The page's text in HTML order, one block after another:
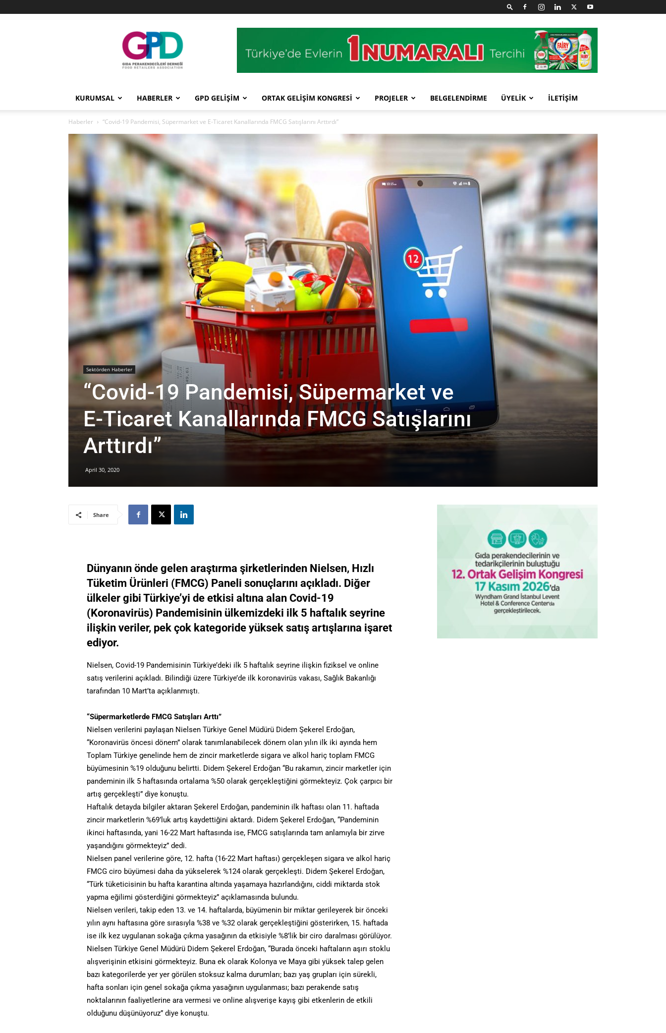
GPD
KURUMSAL HABERLER GPD GELİŞİM ORTAK GELİŞİM KONGRESİ PROJELER BELGELENDİRME ÜYELİK İLETİŞİM
Haberler “Covid-19 Pandemisi, Süpermarket ve E-Ticaret Kanallarında FMCG Satışlarını Arttırdı”
Sektörden Haberler
“Covid-19 Pandemisi, Süpermarket ve
E-Ticaret Kanallarında FMCG Satışlarını
Arttırdı”
April 30, 2020
Share
Dünyanın önde gelen araştırma şirketlerinden Nielsen, Hızlı
Tüketim Ürünleri (FMCG) Paneli sonuçlarını açıkladı. Diğer
ülkeler gibi Türkiye’yi de etkisi altına alan Covid-19
(Koronavirüs) Pandemisinin ülkemizdeki ilk 5 haftalık seyrine
ilişkin veriler, pek çok kategoride yüksek satış artışlarına işaret
ediyor.
Nielsen, Covid-19 Pandemisinin Türkiye’deki ilk 5 haftalık seyrine ilişkin fiziksel ve online
satış verilerini açıkladı. Bilindiği üzere Türkiye’de ilk koronavirüs vakası, Sağlık Bakanlığı
tarafından 10 Mart’ta açıklanmıştı.
“Süpermarketlerde FMCG Satışları Arttı”
Nielsen verilerini paylaşan Nielsen Türkiye Genel Müdürü Didem Şekerel Erdoğan,
“Koronavirüs öncesi dönem” olarak tanımlanabilecek dönem olan yılın ilk iki ayında hem
Toplam Türkiye genelinde hem de zincir marketlerde sigara ve alkol hariç toplam FMCG
büyümesinin %19 olduğunu belirtti. Didem Şekerel Erdoğan “Bu rakamın, zincir marketler için
pandeminin ilk 5 haftasında ortalama %50 olarak gerçekleştiğini görmekteyiz. Çok çarpıcı bir
artış gerçekleşti” diye konuştu.
Haftalık detayda bilgiler aktaran Şekerel Erdoğan, pandeminin ilk haftası olan 11. haftada
zincir marketlerin %69’luk artış kaydettiğini aktardı. Didem Şekerel Erdoğan, “Pandeminin
ikinci haftasında, yani 16-22 Mart haftasında ise, FMCG satışlarında tam anlamıyla bir zirve
yaşandığını görmekteyiz” dedi.
Nielsen panel verilerine göre, 12. hafta (16-22 Mart haftası) gerçekleşen sigara ve alkol hariç
FMCG ciro büyümesi daha da yükselerek %124 olarak gerçekleşti. Didem Şekerel Erdoğan,
“Türk tüketicisinin bu hafta karantina altında yaşamaya hazırlandığını, ciddi miktarda stok
yapma eğilimi gösterdiğini görmekteyiz” açıklamasında bulundu.
Nielsen verileri, takip eden 13. ve 14. haftalarda, büyümenin bir miktar gerileyerek bir önceki
yılın aynı haftasına göre sırasıyla %38 ve %32 olarak gerçekleştiğini gösterirken, 15. haftada
ise ilk kez uygulanan sokağa çıkma yasağının da etkisiyle %8’lik bir ciro daralması görülüyor.
Nielsen Türkiye Genel Müdürü Didem Şekerel Erdoğan, “Burada önceki haftaların aşırı stoklu
alışverişinin etkisini görmekteyiz. Buna ek olarak Kolonya ve Maya gibi yüksek talep gelen
bazı kategorilerde yer yer görülen stoksuz kalma durumları; bazı yaş grupları için sürekli,
hafta sonları için genel sokağa çıkma yasağının uygulanması; bazı perakende satış
noktalarının faaliyetlerine ara vermesi ve online alışverişe kayış gibi etkenlerin de etkili
olduğunu düşünüyoruz” diye konuştu.